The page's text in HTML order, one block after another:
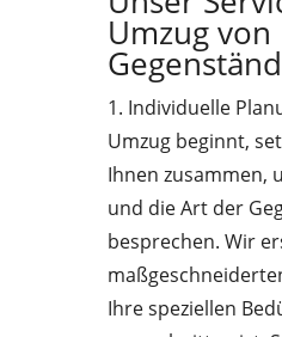
Umzug von
1. Individuelle
Umzug beginnt,
Ihnen zusammen,
und die Art der
besprechen. Wir
Ihre speziellen